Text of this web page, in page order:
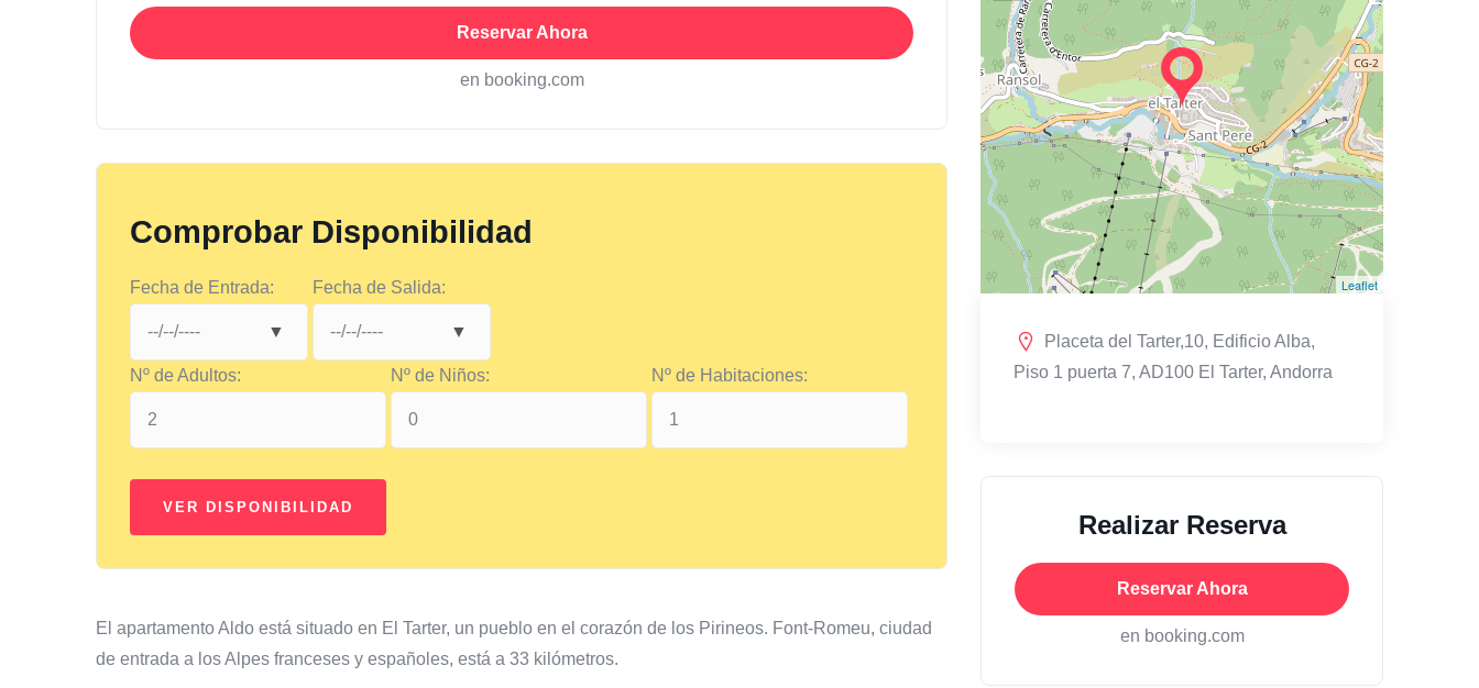
Reservar Ahora
en booking.com
Comprobar Disponibilidad
Fecha de Entrada: Fecha de Salida:
Nº de Adultos: Nº de Niños: Nº de Habitaciones:
El apartamento Aldo está situado en El Tarter, un pueblo en el corazón de los Pirineos. Font-Romeu, ciudad
de entrada a los Alpes franceses y españoles, está a 33 kilómetros.
Leaflet
Placeta del Tarter,10, Edificio Alba,
Piso 1 puerta 7, AD100 El Tarter, Andorra
Realizar Reserva
Reservar Ahora
en booking.com